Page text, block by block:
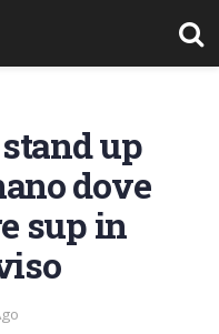
up
dove
sup in